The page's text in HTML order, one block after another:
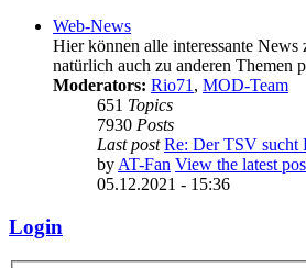
Web-News
Hier können alle interessante News
natürlich auch zu anderen Themen
Moderators: Rio71, MOD-Team
651 Topics
7930 Posts
Last post Re: Der TSV sucht
byAT-Fan View the latest
05.12.2021 - 15:36
Login